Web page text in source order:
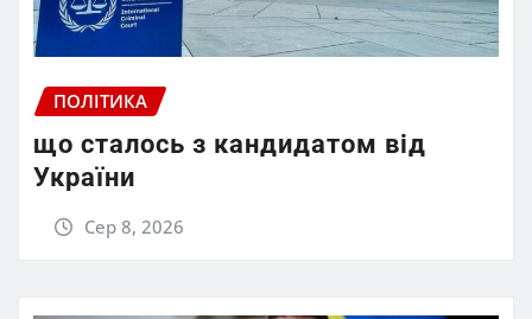
ПОЛІТИКА
що сталось з кандидатом від
України
Сер 8, 2026